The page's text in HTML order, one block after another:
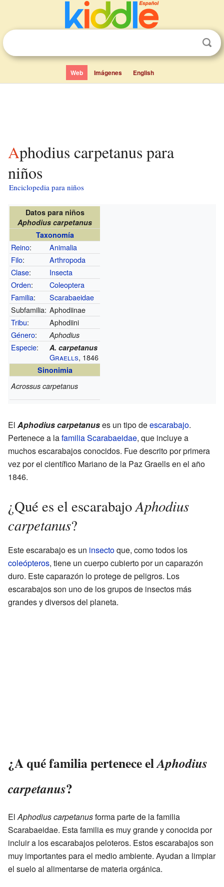
Web Imágenes English
Aphodius carpetanus para
niños
Enciclopedia para niños
Datos para niños
Aphodius carpetanus
Taxonomía
Reino:
Animalia
Filo:
Arthropoda
Clase:
Insecta
Orden:
Coleoptera
Familia:
Scarabaeidae
Subfamilia: Aphodiinae
Tribu:
Aphodiini
Género: Aphodius
Especie: A. carpetanus
Graells, 1846
Sinonimia
Acrossus carpetanus
El Aphodius carpetanuses un tipo deescarabajo.
Pertenece a lafamiliaScarabaeidae, que incluye a
muchos escarabajos conocidos. Fue descrito por primera
vez por el científico Mariano de la Paz Graells en el año
1846.
¿Qué es el escarabajoAphodius
carpetanus?
Este escarabajo es un insectoque, como todos los
coleópteros, tiene un cuerpo cubierto por un caparazón
duro. Este caparazón lo protege de peligros. Los
escarabajos son uno de los grupos de insectos más
grandes y diversos del planeta.
¿A qué familia pertenece elAphodius
carpetanus?
ElAphodius carpetanusforma parte de la familia
Scarabaeidae. Esta familia es muy grande y conocida por
incluir a los escarabajos peloteros. Estos escarabajos son
muy importantes para el medio ambiente. Ayudan a limpiar
el suelo al alimentarse de materia orgánica.